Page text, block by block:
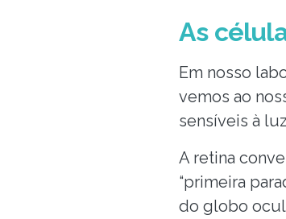
As
Em nosso
vemos ao
sensíveis à
A retina
“primeira
do globo